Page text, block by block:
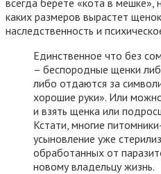
каких размеров вырастет
наследственность и
Единственное что без
– беспородные щенки
либо отдаются за
хорошие руки». Или
и взять щенка или
Кстати, многие
усыновление уже
обработанных от
новому владельцу жизнь.